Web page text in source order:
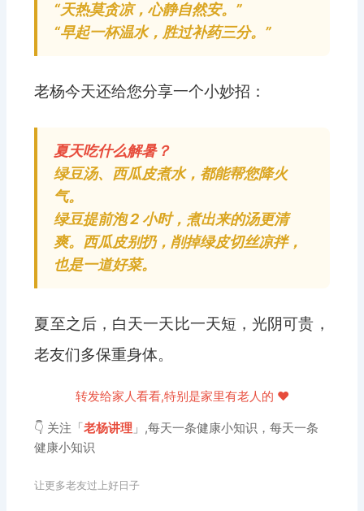
“天热莫贪凉，心静自然安。”
“早起一杯温水，胜过补药三分。”
老杨今天还给您分享一个小妙招：
夏天吃什么解暑？
绿豆汤、西瓜皮煮水，都能帮您降火
气。
绿豆提前泡 2 小时，煮出来的汤更清
爽。西瓜皮别扔，削掉绿皮切丝凉拌，
也是一道好菜。
夏至之后，白天一天比一天短，光阴可贵，
老友们多保重身体。
转发给家人看看,特别是家里有老人的 ❤️
👇 关注「老杨讲理 」,每天一条健康小知识，每天一条
健康小知识
让更多老友过上好日子